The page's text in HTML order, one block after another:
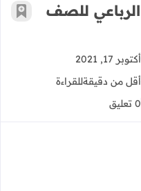
للصف
أضف
أكتوبر 17, 2021
أقل من دقيقةللقراءة
0 تعليق